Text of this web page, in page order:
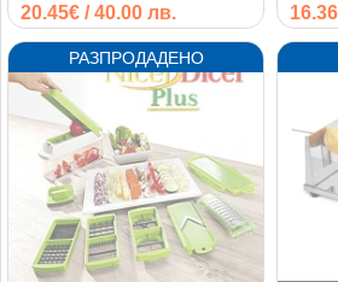
20.45€ / 40.00 лв.